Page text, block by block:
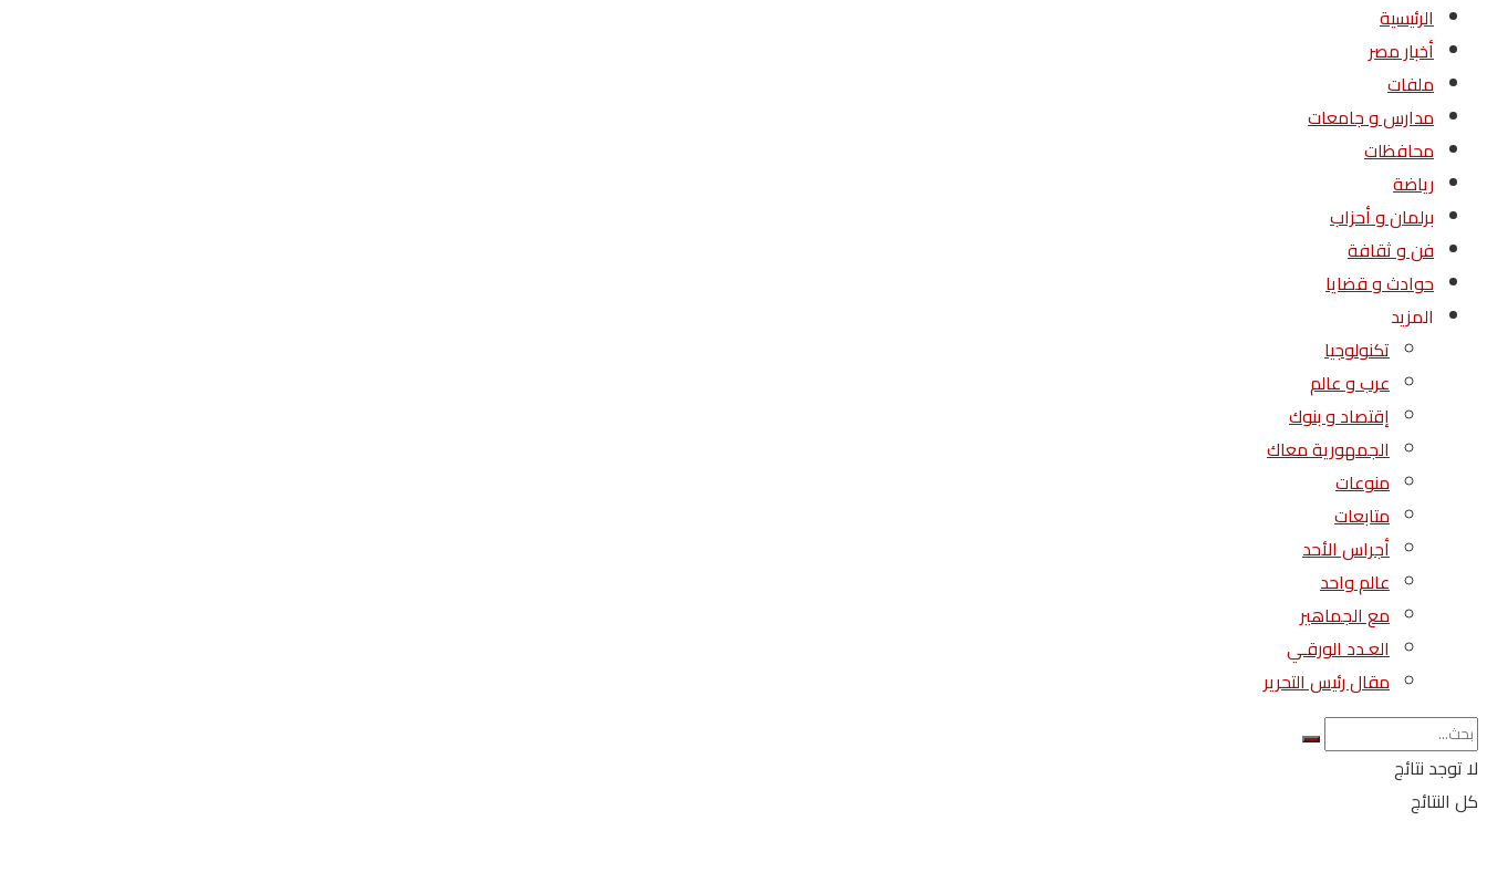
الرئيسية
أخبار مصر
ملفات
مدارس و جامعات
محافظات
رياضة
برلمان و أحزاب
فن و ثقافة
حوادث و قضايا
المزيد
تكنولوجيا
عرب و عالم
إقتصاد و بنوك
الجمهورية معاك
منوعات
متابعات
أجراس الأحد
عالم واحد
مع الجماهير
العـدد الورقـي
مقال رئيس التحرير
لا توجد نتائج
كل النتائج